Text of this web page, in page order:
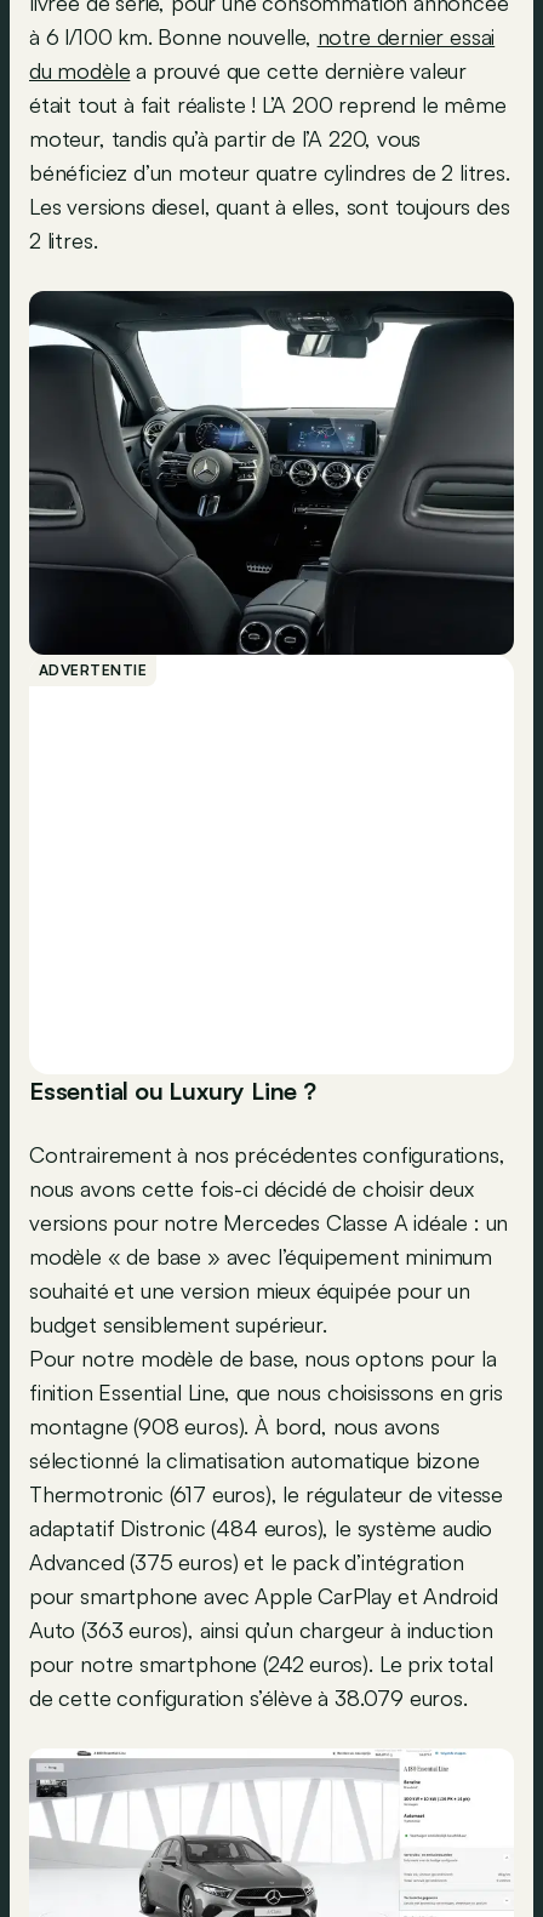
à 6 l/100 km. Bonne nouvelle, notre dernier essai
du modèle a prouvé que cette dernière valeur
était tout à fait réaliste ! L’A 200 reprend le même
moteur, tandis qu’à partir de l’A 220, vous
bénéficiez d’un moteur quatre cylindres de 2 litres.
Les versions diesel, quant à elles, sont toujours des
2 litres.
ADVERTENTIE
Essential ou Luxury Line ?
Contrairement à nos précédentes configurations,
nous avons cette fois-ci décidé de choisir deux
versions pour notre Mercedes Classe A idéale : un
modèle « de base » avec l’équipement minimum
souhaité et une version mieux équipée pour un
budget sensiblement supérieur.
Pour notre modèle de base, nous optons pour la
finition Essential Line, que nous choisissons en gris
montagne (908 euros). À bord, nous avons
sélectionné la climatisation automatique bizone
Thermotronic (617 euros), le régulateur de vitesse
adaptatif Distronic (484 euros), le système audio
Advanced (375 euros) et le pack d’intégration
pour smartphone avec Apple CarPlay et Android
Auto (363 euros), ainsi qu’un chargeur à induction
pour notre smartphone (242 euros). Le prix total
de cette configuration s’élève à 38.079 euros.